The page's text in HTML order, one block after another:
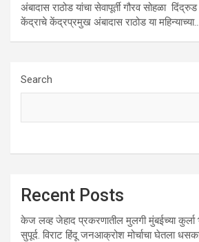
अंबादास राठोड यांचा सेवापूर्ती गौरव सोहळा
केंद्राचे केंद्रप्रमुख अंबादास राठोड या महिन्याच्या…
Search
Recent Posts
केज लव्ह जेहाद प्रकरणातील मुलगी मुंबईच्या
सुपूर्द. विराट हिंदू जनआक्रोश मोर्चाचा घेतला